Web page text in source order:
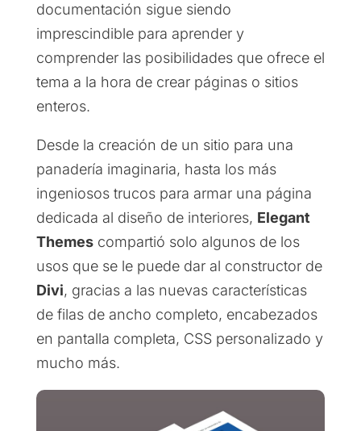
documentación sigue siendo
imprescindible para aprender y
comprender las posibilidades que ofrece el
tema a la hora de crear páginas o sitios
enteros.
Desde la creación de un sitio para una
panadería imaginaria, hasta los más
ingeniosos trucos para armar una página
dedicada al diseño de interiores, Elegant
Themescompartió solo algunos de los
usos que se le puede dar al constructor de
Divi, gracias a las nuevas características
de filas de ancho completo, encabezados
en pantalla completa, CSS personalizado y
mucho más.